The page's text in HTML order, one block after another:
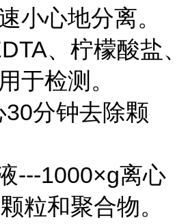
小心地分离。
、柠檬酸盐、
于检测。
分钟去除颗
---1000×g离心
粒和聚合物。